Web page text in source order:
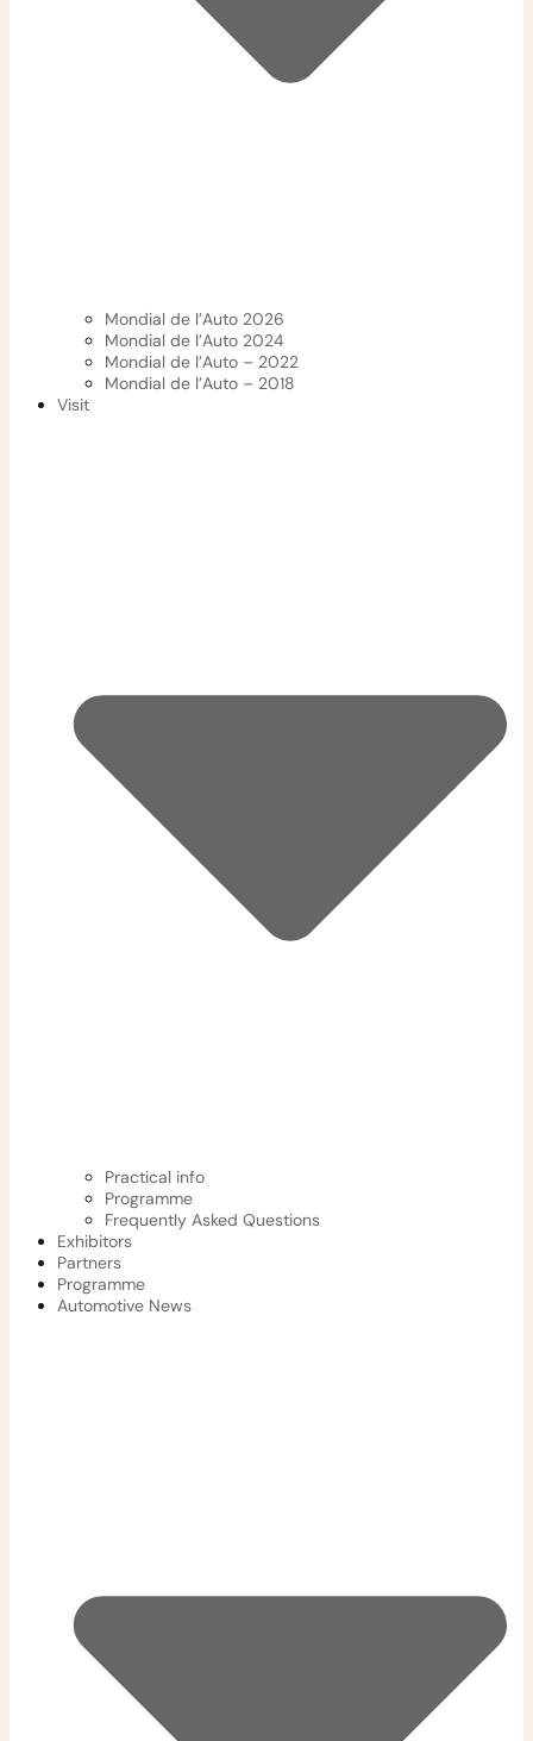
Mondial de l’Auto 2026
Mondial de l’Auto 2024
Mondial de l’Auto – 2022
Mondial de l’Auto – 2018
Visit
Practical info
Programme
Frequently Asked Questions
Exhibitors
Partners
Programme
Automotive News